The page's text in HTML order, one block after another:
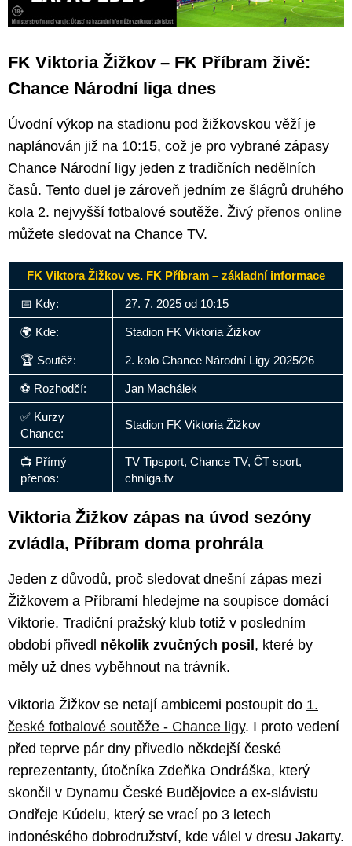
FK Viktoria Žižkov – FK Příbram živě:
Chance Národní liga dnes
Úvodní výkop na stadionu pod žižkovskou věží je
naplánován již na 10:15, což je pro vybrané zápasy
Chance Národní ligy jeden z tradičních nedělních
časů. Tento duel je zároveň jedním ze šlágrů druhého
kola 2. nejvyšší fotbalové soutěže. Živý přenos online
můžete sledovat na Chance TV.
FK Viktora Žižkov vs. FK Příbram – základní informace
📅 Kdy: 27. 7. 2025 od 10:15
🌍 Kde: Stadion FK Viktoria Žižkov
🏆 Soutěž: 2. kolo Chance Národní Ligy 2025/26
⚽ Rozhodčí: Jan Machálek
✅ Kurzy
Chance:
Stadion FK Viktoria Žižkov
📺 Přímý
přenos:
TV Tipsport, Chance TV, ČT sport,
chnliga.tv
Viktoria Žižkov zápas na úvod sezóny
zvládla, Příbram doma prohrála
Jeden z důvodů, proč sledovat dnešní zápas mezi
Žižkovem a Příbramí hledejme na soupisce domácí
Viktorie. Tradiční pražský klub totiž v posledním
období přivedl několik zvučných posil, které by
měly už dnes vyběhnout na trávník.
Viktoria Žižkov se netají ambicemi postoupit do 1.
české fotbalové soutěže - Chance ligy. I proto vedení
před teprve pár dny přivedlo někdejší české
reprezentanty, útočníka Zdeňka Ondráška, který
skončil v Dynamu České Budějovice a ex-slávistu
Ondřeje Kúdelu, který se vrací po 3 letech
indonéského dobrodružství, kde válel v dresu Jakarty.